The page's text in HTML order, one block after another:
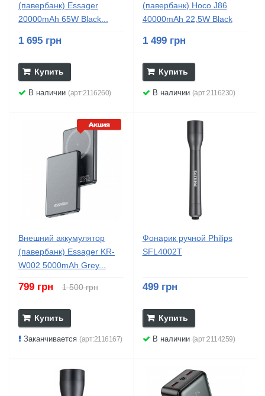
(павербанк) Essager
20000mAh 65W Black...
1 695 грн
Купить
В наличии (арт:2116260)
(павербанк) Hoco J86
40000mAh 22,5W Black
1 499 грн
Купить
В наличии (арт:2116230)
Внешний аккумулятор
(павербанк) Essager KR-
W002 5000mAh Grey...
799 грн 1 500 грн
Купить
Заканчивается (арт:2116167)
Фонарик ручной Philips
SFL4002T
499 грн
Купить
В наличии (арт:2114259)